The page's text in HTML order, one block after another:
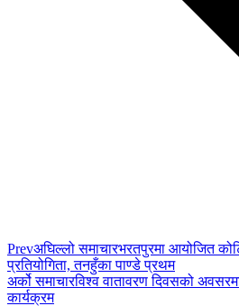
Prevअघिल्लो समाचारभरतपुरमा आयोजित
प्रतियोगिता, तनहुँका पाण्डे प्रथम
अर्को समाचारविश्व वातावरण दिवसको
कार्यक्रम